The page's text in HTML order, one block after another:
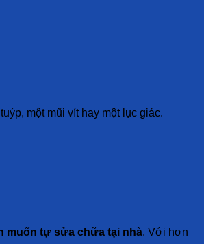
một mũi vít hay một lục giác.
muốn tự sửa chữa tại nhà. Với hơn